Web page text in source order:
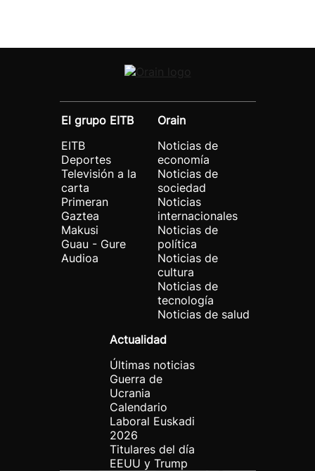
El grupo EITB
EITB
Deportes
Televisión a la
carta
Primeran
Gaztea
Makusi
Guau - Gure
Audioa
Orain
Noticias de
economía
Noticias de
sociedad
Noticias
internacionales
Noticias de
política
Noticias de
cultura
Noticias de
tecnología
Noticias de salud
Actualidad
Últimas noticias
Guerra de
Ucrania
Calendario
Laboral Euskadi
2026
Titulares del día
EEUU y Trump